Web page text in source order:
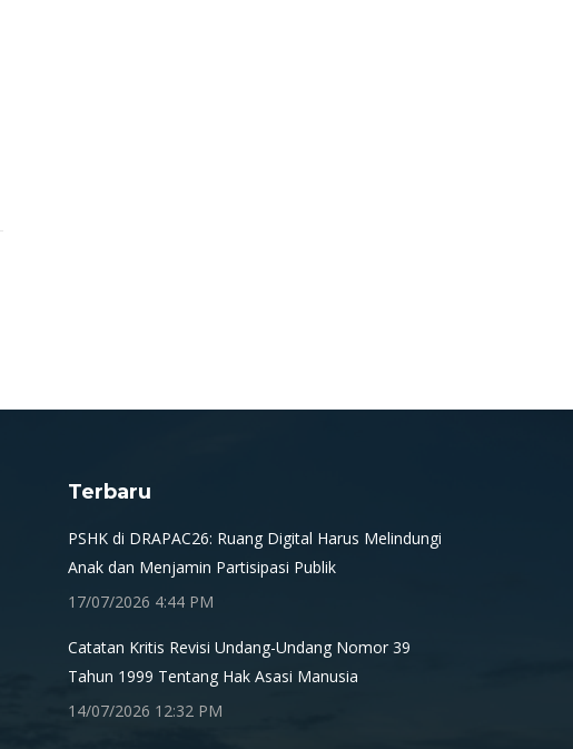
Terbaru
PSHK di DRAPAC26: Ruang Digital Harus Melindungi
Anak dan Menjamin Partisipasi Publik
17/07/2026 4:44 PM
Catatan Kritis Revisi Undang-Undang Nomor 39
Tahun 1999 Tentang Hak Asasi Manusia
14/07/2026 12:32 PM